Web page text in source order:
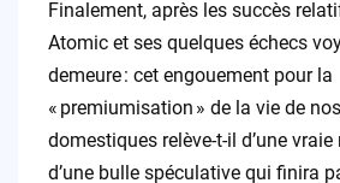
Finalement, après les succès
Atomic et ses quelques échecs
demeure : cet engouement pour la
« premiumisation » de la vie de
domestiques relève-t-il d’une
d’une bulle spéculative qui finira